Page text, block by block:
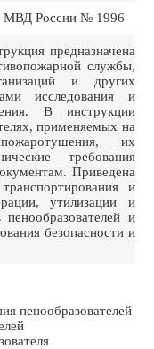
России № 1996
предназначена
службы,
и других
исследования и
В инструкции
применяемых на
их
требования
Приведена
и
утилизации и
пенообразователей и
безопасности и
пенообразователей